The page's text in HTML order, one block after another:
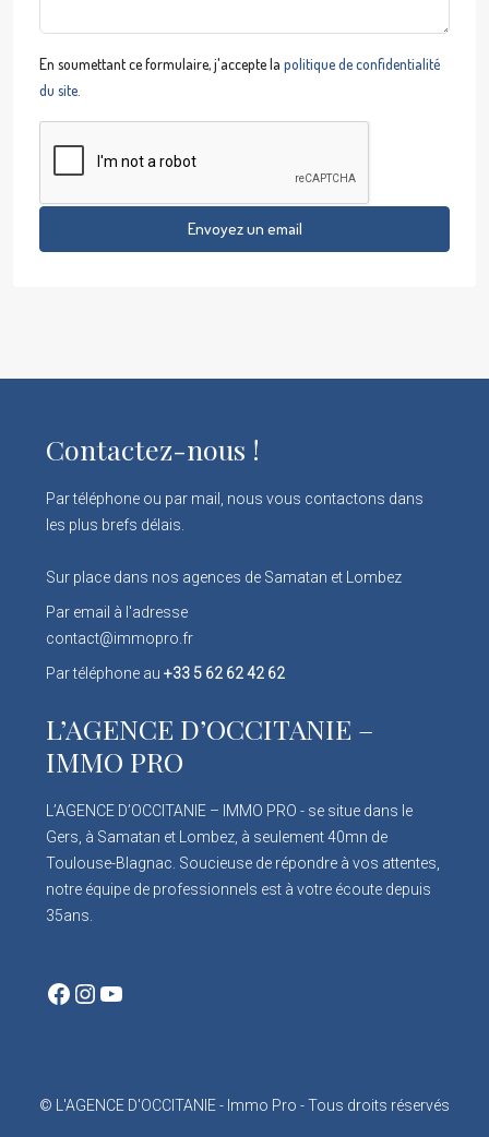
En soumettant ce formulaire, j'accepte la politique de confidentialité
du site.
Envoyez un email
Contactez-nous !
Par téléphone ou par mail, nous vous contactons dans
les plus brefs délais.
Sur place dans nos agences de Samatan et Lombez
Par email à l'adresse
contact@immopro.fr
Par téléphone au +33 5 62 62 42 62
L’AGENCE D’OCCITANIE –
IMMO PRO
L’AGENCE D’OCCITANIE – IMMO PRO - se situe dans le
Gers, à Samatan et Lombez, à seulement 40mn de
Toulouse-Blagnac. Soucieuse de répondre à vos attentes,
notre équipe de professionnels est à votre écoute depuis
35ans.
Facebook
Instagram
YouTube
© L'AGENCE D'OCCITANIE - Immo Pro - Tous droits réservés